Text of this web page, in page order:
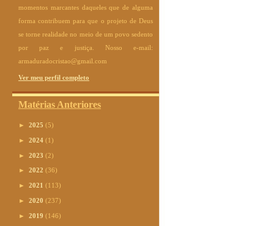
momentos marcantes daqueles que de alguma
forma contribuem para que o projeto de Deus
se torne realidade no meio de um povo sedento
por paz e justiça. Nosso e-mail:
armaduradocristao@gmail.com
Ver meu perfil completo
Matérias Anteriores
► 2025 (5)
► 2024 (1)
► 2023 (2)
► 2022 (36)
► 2021 (113)
► 2020 (237)
► 2019 (146)